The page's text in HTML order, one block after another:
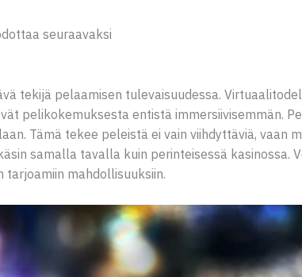
seuraavaksi
tekijä pelaamisen tulevaisuudessa.
pelikokemuksesta entistä immersiivisemmän.
Tämä tekee peleistä ei vain viihdyttäviä, vaan
samalla tavalla kuin perinteisessä kasinossa.
tarjoamiin mahdollisuuksiin.